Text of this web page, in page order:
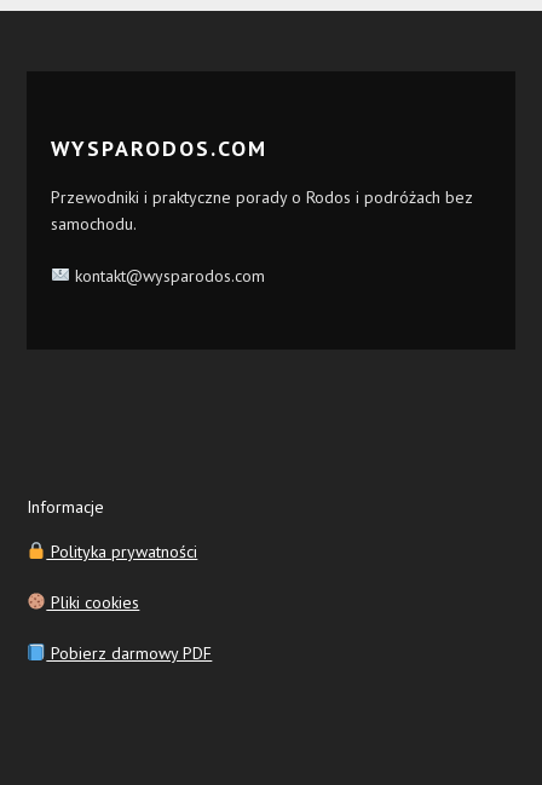
WYSPARODOS.COM
Przewodniki i praktyczne porady o Rodos i podróżach bez
samochodu.
kontakt@wysparodos.com
Informacje
Polityka prywatności
Pliki cookies
Pobierz darmowy PDF